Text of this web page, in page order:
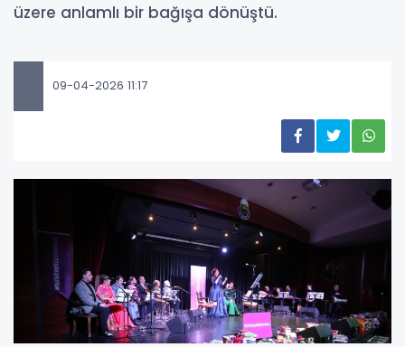
üzere anlamlı bir bağışa dönüştü.
09-04-2026 11:17